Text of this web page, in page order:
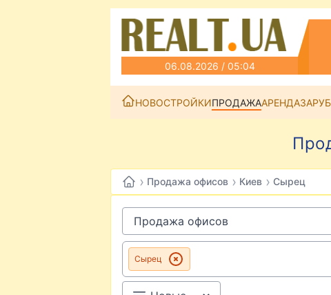
06.08.2026 / 05:04
НОВОСТРОЙКИПРОДАЖААРЕНДА
› Продажа офисов › Киев › Сырец
Сырец